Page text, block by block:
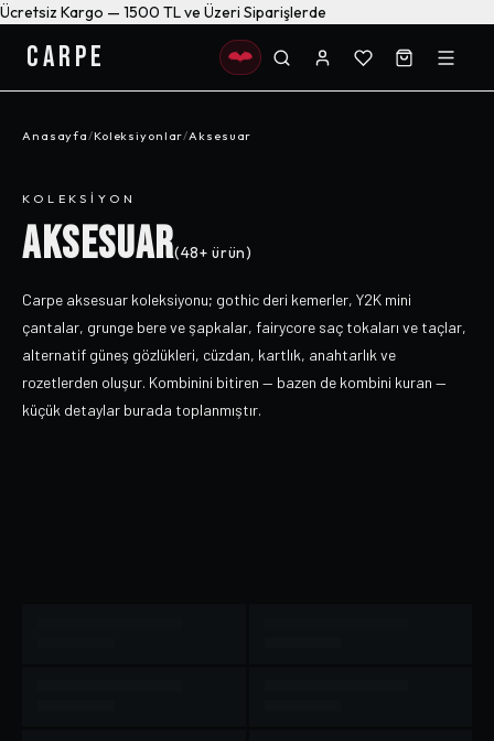
Ücretsiz Kargo — 1500 TL ve Üzeri Siparişlerde
CARPE
Anasayfa/Koleksiyonlar/Aksesuar
KOLEKSIYON
AKSESUAR(48+ ürün)
Carpe aksesuar koleksiyonu; gothic deri kemerler, Y2K mini
çantalar, grunge bere ve şapkalar, fairycore saç tokaları ve taçlar,
alternatif güneş gözlükleri, cüzdan, kartlık, anahtarlık ve
rozetlerden oluşur. Kombinini bitiren — bazen de kombini kuran —
küçük detaylar burada toplanmıştır.